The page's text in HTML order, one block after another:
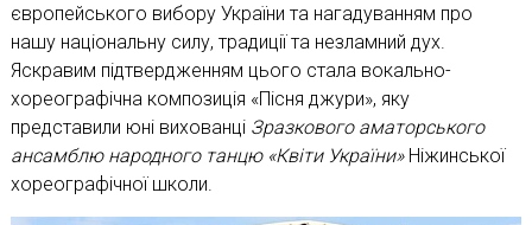
європейського вибору України та нагадуванням про
нашу національну силу, традиції та незламний дух.
Яскравим підтвердженням цього стала вокально-
хореографічна композиція «Пісня джури», яку
представили юні вихованці Зразкового аматорського
ансамблю народного танцю «Квіти України» Ніжинської
хореографічної школи.